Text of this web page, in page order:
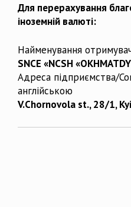
Для перерахування
іноземній валюті:
Найменування
SNCE «NCSH
Адреса підприємства/
англійською
V.Chornovola st., 28/1,